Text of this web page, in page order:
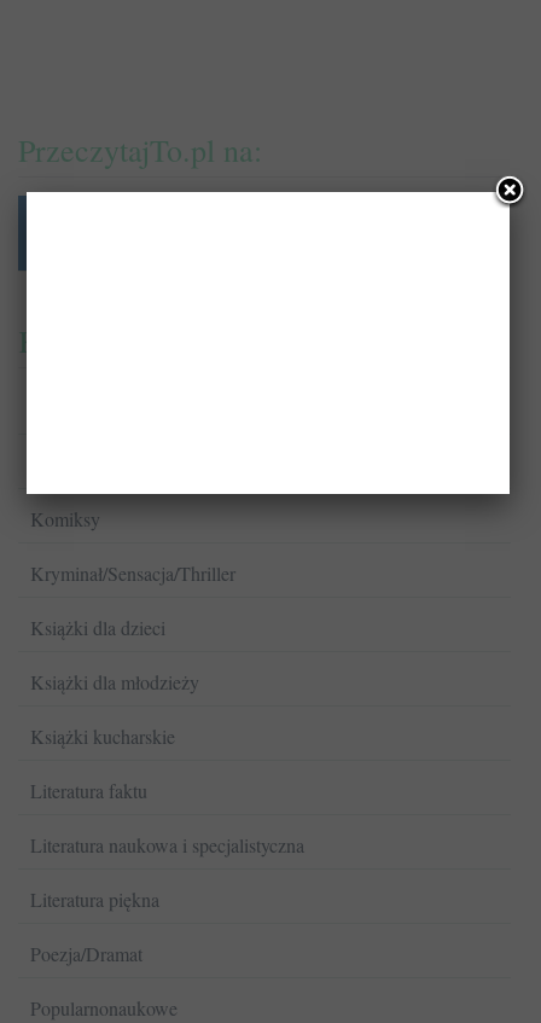
PrzeczytajTo.pl na:
Kategorie
Komiksy
Kryminał/Sensacja/Thriller
Książki dla dzieci
Książki dla młodzieży
Książki kucharskie
Literatura faktu
Literatura naukowa i specjalistyczna
Literatura piękna
Poezja/Dramat
Popularnonaukowe